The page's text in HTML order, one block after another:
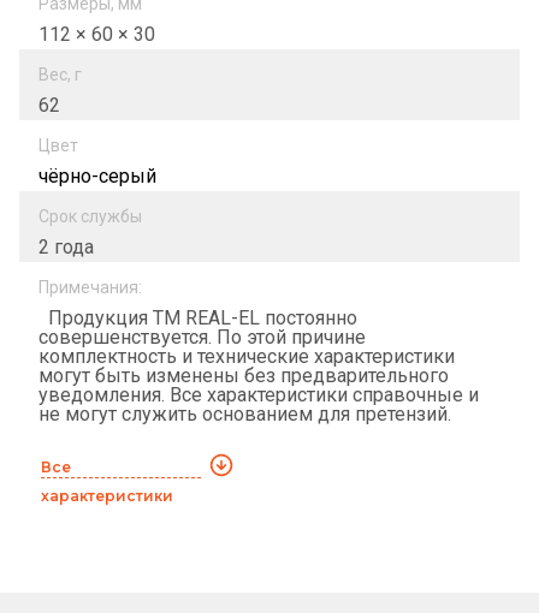
112 × 60 × 30
Вес, г
62
Цвет
чёрно-серый
Срок службы
2 года
Примечания:
Продукция ТМ REAL-EL постоянно
совершенствуется. По этой причине
комплектность и технические характеристики
могут быть изменены без предварительного
уведомления. Все характеристики справочные и
не могут служить основанием для претензий.
Все
характеристики